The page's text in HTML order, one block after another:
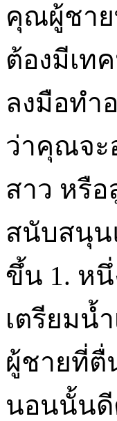
คุณผู้ชาย
ต้องมีเท
ลงมือทำ
ว่าคุณจะ
สาว หรื
สนับสนุน
ขึ้น 1. ห
เตรียมน้
ผู้ชายที่ตื่
นอนนั้นดี